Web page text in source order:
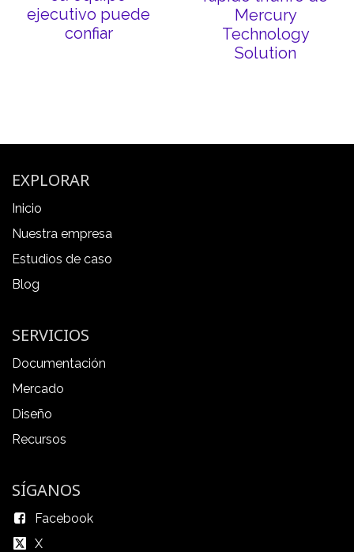
ejecutivo puede
confiar
Mercury
Technology
Solution
EXPLORAR
Inicio
Nuestra empresa
Estudios de caso
Blog
SERVICIOS
Documentación
Mercado
Diseño
Recursos
SÍGANOS
Facebook
X